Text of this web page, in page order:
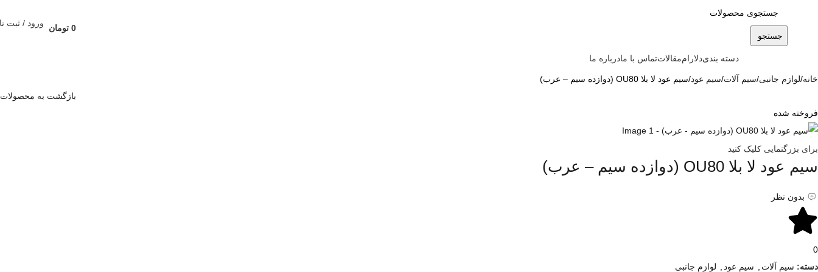
جستجو
0 تومان ورود / ثبت
دسته بندیدلاراممقالاتتماس با مادرباره ما
خانه لوازم جانبی سیم آلات سیم عود سیم عود لا بلا OU80 (دوازده سیم – عرب)
بازگشت به محصولات
فروخته شده
برای بزرگنمایی کلیک کنید
سیم عود لا بلا OU80 (دوازده سیم – عرب)
بدون نظر
0
دسته: سیم آلات سیم عود لوازم جانبی